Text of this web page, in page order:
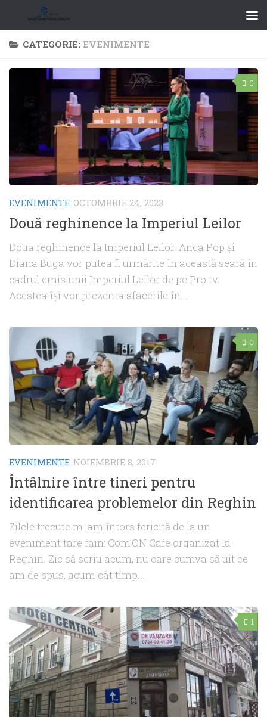
CATEGORIE: EVENIMENTE
0
EVENIMENTE OCTOMBRIE 24, 2023
Două reghinence la Imperiul Leilor
Doua reghinence la Imperiul Leilor. Anca Pop și
Diana Buga vor putea fi urmărite în această seară în
cadrul emisiunii Imperiul Leilor de pe Pro tv.
Acestea își vor prezenta afacerile în...
0
EVENIMENTE NOIEMBRIE 8, 2017
Întâlnire între tineri pentru
identificarea problemelor din Reghin
Zilele trecute m-am întors fericită de la un
eveniment tare fain: Com’ON Cafe organizat la
Reghin. Zic să scriu acum, nu care cumva să uit ce
am de spus, acum cât timp...
1